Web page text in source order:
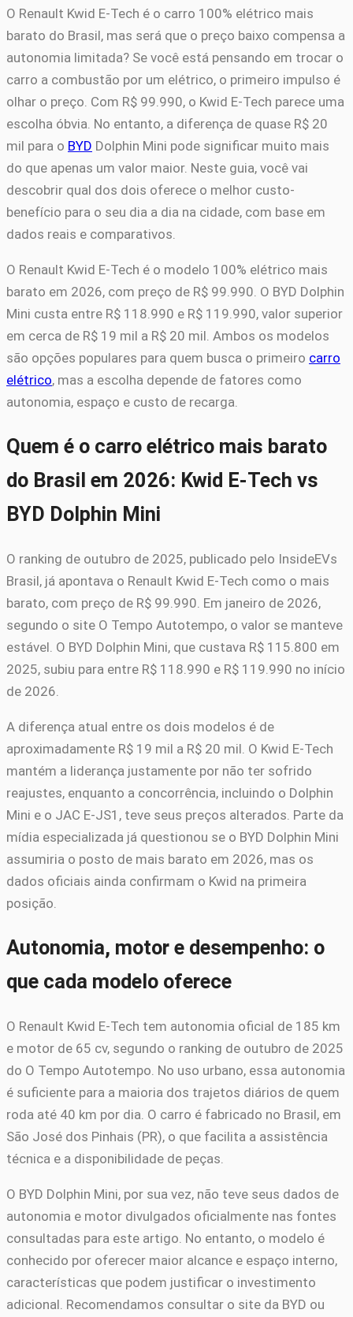
O Renault Kwid E-Tech é o carro 100% elétrico mais
barato do Brasil, mas será que o preço baixo compensa a
autonomia limitada? Se você está pensando em trocar o
carro a combustão por um elétrico, o primeiro impulso é
olhar o preço. Com R$ 99.990, o Kwid E-Tech parece uma
escolha óbvia. No entanto, a diferença de quase R$ 20
mil para o BYD Dolphin Mini pode significar muito mais
do que apenas um valor maior. Neste guia, você vai
descobrir qual dos dois oferece o melhor custo-
benefício para o seu dia a dia na cidade, com base em
dados reais e comparativos.
O Renault Kwid E-Tech é o modelo 100% elétrico mais
barato em 2026, com preço de R$ 99.990. O BYD Dolphin
Mini custa entre R$ 118.990 e R$ 119.990, valor superior
em cerca de R$ 19 mil a R$ 20 mil. Ambos os modelos
são opções populares para quem busca o primeiro carro
elétrico, mas a escolha depende de fatores como
autonomia, espaço e custo de recarga.
Quem é o carro elétrico mais barato
do Brasil em 2026: Kwid E-Tech vs
BYD Dolphin Mini
O ranking de outubro de 2025, publicado pelo InsideEVs
Brasil, já apontava o Renault Kwid E-Tech como o mais
barato, com preço de R$ 99.990. Em janeiro de 2026,
segundo o site O Tempo Autotempo, o valor se manteve
estável. O BYD Dolphin Mini, que custava R$ 115.800 em
2025, subiu para entre R$ 118.990 e R$ 119.990 no início
de 2026.
A diferença atual entre os dois modelos é de
aproximadamente R$ 19 mil a R$ 20 mil. O Kwid E-Tech
mantém a liderança justamente por não ter sofrido
reajustes, enquanto a concorrência, incluindo o Dolphin
Mini e o JAC E-JS1, teve seus preços alterados. Parte da
mídia especializada já questionou se o BYD Dolphin Mini
assumiria o posto de mais barato em 2026, mas os
dados oficiais ainda confirmam o Kwid na primeira
posição.
Autonomia, motor e desempenho: o
que cada modelo oferece
O Renault Kwid E-Tech tem autonomia oficial de 185 km
e motor de 65 cv, segundo o ranking de outubro de 2025
do O Tempo Autotempo. No uso urbano, essa autonomia
é suficiente para a maioria dos trajetos diários de quem
roda até 40 km por dia. O carro é fabricado no Brasil, em
São José dos Pinhais (PR), o que facilita a assistência
técnica e a disponibilidade de peças.
O BYD Dolphin Mini, por sua vez, não teve seus dados de
autonomia e motor divulgados oficialmente nas fontes
consultadas para este artigo. No entanto, o modelo é
conhecido por oferecer maior alcance e espaço interno,
características que podem justificar o investimento
adicional. Recomendamos consultar o site da BYD ou